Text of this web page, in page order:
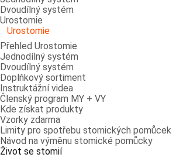
Dvoudílný systém
Urostomie
Urostomie
Přehled Urostomie
Jednodílný systém
Dvoudílný systém
Doplňkový sortiment
Instruktážní videa
Členský program MY + VY
Kde získat produkty
Vzorky zdarma
Limity pro spotřebu stomických pomůcek
Návod na výměnu stomické pomůcky
Život se stomií